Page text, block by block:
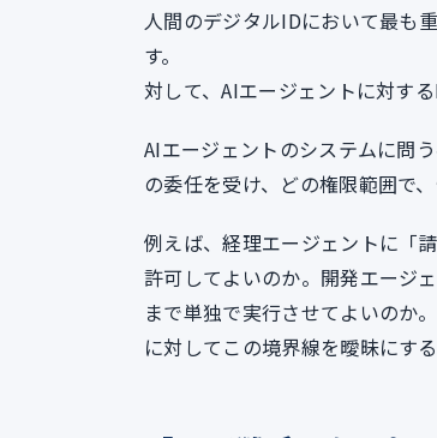
人間のデジタルIDにおいて最も
す。
対して、AIエージェントに対す
AIエージェントのシステムに問
の委任を受け、どの権限範囲で
例えば、経理エージェントに「
許可してよいのか。開発エージ
まで単独で実行させてよいのか
に対してこの境界線を曖昧にす